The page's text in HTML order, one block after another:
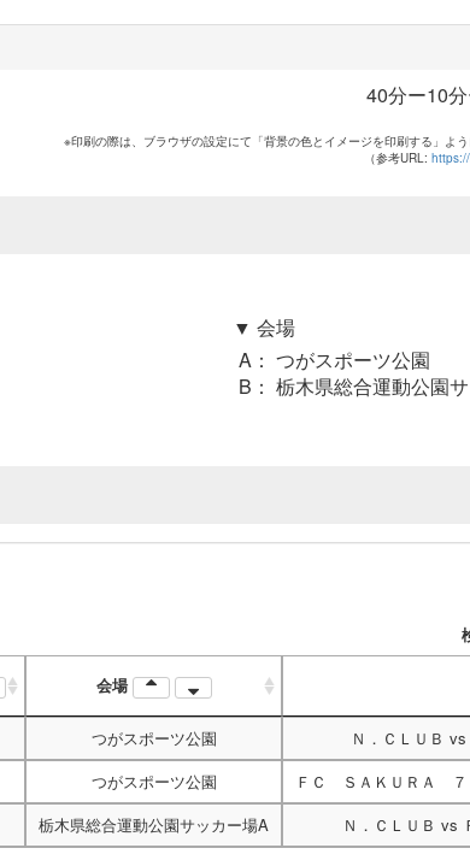
40分ー10
※印刷の際は、ブラウザの設定にて「背景の色とイメージを印刷する」よ
（参考URL:
▼ 会場
A： つがスポーツ公園
B： 栃木県総合運動公園
会場
つがスポーツ公園 Ｎ．ＣＬＵＢ vs
つがスポーツ公園 ＦＣ ＳＡＫＵＲＡ ７
栃木県総合運動公園サッカー場A Ｎ．ＣＬＵＢ vs